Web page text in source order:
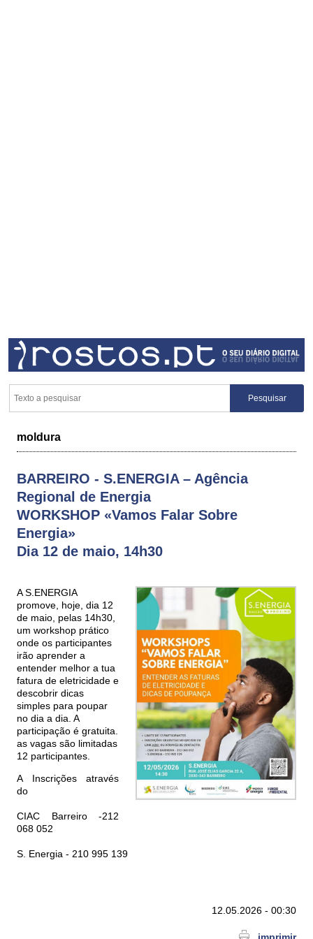
moldura
BARREIRO - S.ENERGIA – Agência
Regional de Energia
WORKSHOP «Vamos Falar Sobre
Energia»
Dia 12 de maio, 14h30
A S.ENERGIA
promove, hoje, dia 12
de maio, pelas 14h30,
um workshop prático
onde os participantes
irão aprender a
entender melhor a tua
fatura de eletricidade e
descobrir dicas
simples para poupar
no dia a dia. A
participação é gratuita.
as vagas são limitadas
12 participantes.
A Inscrições através
do
CIAC Barreiro -212
068 052
S. Energia - 210 995 139
12.05.2026 - 00:30